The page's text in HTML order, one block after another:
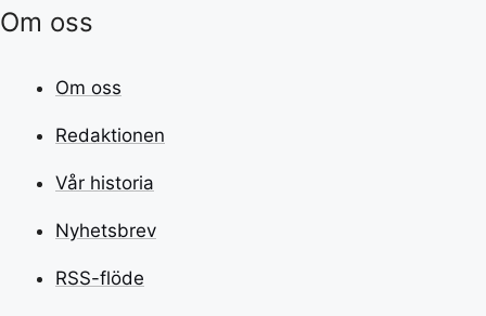
Om oss
Om oss
Redaktionen
Vår historia
Nyhetsbrev
RSS-flöde